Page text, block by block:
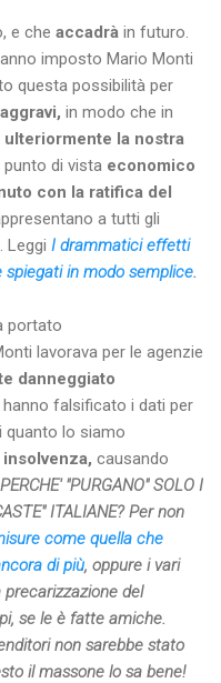
e che accadrà in futuro.
imposto Mario Monti
questa possibilità per
aggravi, in modo che in
la nostra
di vista economico
con la ratifica del
a tutti gli
Leggi I drammatici effetti
in modo semplice.
portato
lavorava per le agenzie
danneggiato
falsificato i dati per
quanto lo siamo
causando
PERCHE' "PURGANO" SOLO I
ITALIANE? Per non
come quella che
di più, oppure i vari
del
se le è fatte amiche.
non sarebbe stato
il massone lo sa bene!